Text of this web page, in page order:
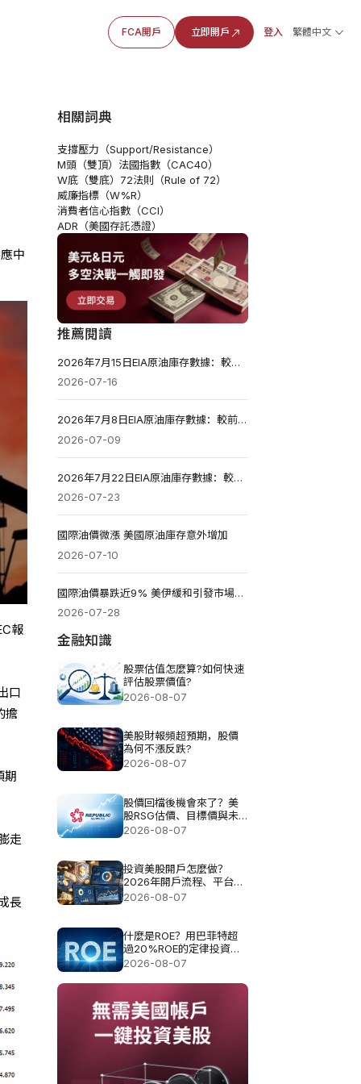
FCA開戶 立即開戶 登入 繁體中文
中
報
口
擔
期
走
長
相關詞典
支撐壓力（Support/Resistance）
M頭（雙頂） 法國指數（CAC40）
W底（雙底） 72法則（Rule of 72）
威廉指標（W%R）
消費者信心指數（CCI）
ADR（美國存託憑證）
推薦閱讀
2026年7月15日EIA原油庫存數據：較前一周減少169.2萬桶
2026-07-16
2026年7月8日EIA原油庫存數據：較前一周增加299.8萬桶
2026-07-09
2026年7月22日EIA原油庫存數據：較前一周增加201萬桶
2026-07-23
國際油價微漲 美國原油庫存意外增加
2026-07-10
國際油價暴跌近9% 美伊緩和引發市場重新定價
2026-07-28
金融知識
股票估值怎麼算?如何快速
評估股票價值?
2026-08-07
美股財報頻超預期，股價
為何不漲反跌?
2026-08-07
股價回檔後機會來了？美
股RSG估價、目標價與未
來空間解析
2026-08-07
投資美股開戶怎麼做？
2026年開戶流程、平台選
擇與費用指南
2026-08-07
什麼是ROE？用巴菲特超
過20%ROE的定律投資真
的可以？
2026-08-07